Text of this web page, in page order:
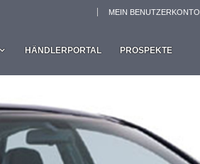
MEIN BENUTZERKONTO
HÄNDLERPORTAL PROSPEKTE